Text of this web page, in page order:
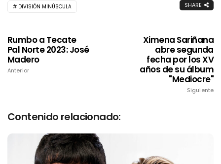
DIVISIÓN MINÚSCULA SHARE
Rumbo a Tecate
Pal Norte 2023: José
Madero
Anterior
Ximena Sariñana
abre segunda
fecha por los XV
años de su álbum
"Mediocre"
Siguiente
Contenido relacionado: